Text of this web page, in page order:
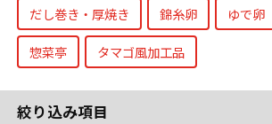
だし巻き・厚焼き 錦糸卵 ゆで卵
惣菜亭 タマゴ風加工品
絞り込み項目